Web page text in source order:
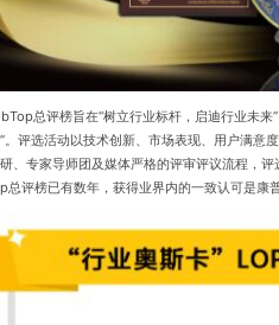
总评榜旨在“树立行业标杆，启迪行业未来”
。评选活动以技术创新、市场表现、用户满意
、专家导师团及媒体严格的评审评议流程，
总评榜已有数年，获得业界内的一致认可是康